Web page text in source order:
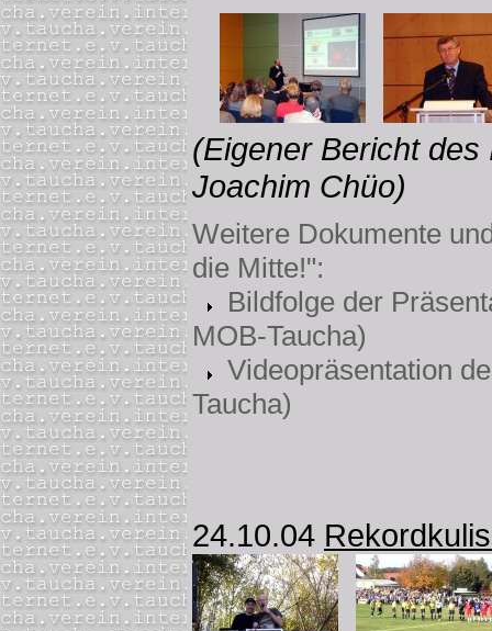
(Eigener Bericht des
Joachim Chüo)
Weitere Dokumente
die Mitte!":
Bildfolge der
MOB-Taucha)
Videopräsentation
Taucha)
24.10.04